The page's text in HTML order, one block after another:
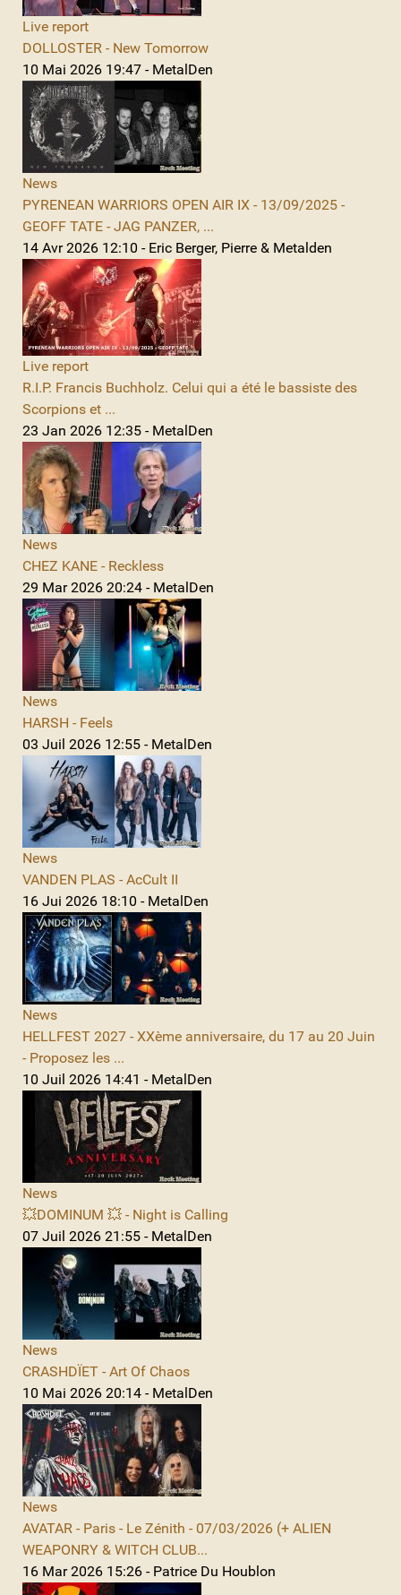
Live report
DOLLOSTER - New Tomorrow
10 Mai 2026 19:47 - MetalDen
News
PYRENEAN WARRIORS OPEN AIR IX - 13/09/2025 -
GEOFF TATE - JAG PANZER, ...
14 Avr 2026 12:10 - Eric Berger, Pierre & Metalden
Live report
R.I.P. Francis Buchholz. Celui qui a été le bassiste des
Scorpions et ...
23 Jan 2026 12:35 - MetalDen
News
CHEZ KANE - Reckless
29 Mar 2026 20:24 - MetalDen
News
HARSH - Feels
03 Juil 2026 12:55 - MetalDen
News
VANDEN PLAS - AcCult II
16 Jui 2026 18:10 - MetalDen
News
HELLFEST 2027 - XXème anniversaire, du 17 au 20 Juin
- Proposez les ...
10 Juil 2026 14:41 - MetalDen
News
💥DOMINUM 💥 - Night is Calling
07 Juil 2026 21:55 - MetalDen
News
CRASHDÏET - Art Of Chaos
10 Mai 2026 20:14 - MetalDen
News
AVATAR - Paris - Le Zénith - 07/03/2026 (+ ALIEN
WEAPONRY & WITCH CLUB...
16 Mar 2026 15:26 - Patrice Du Houblon